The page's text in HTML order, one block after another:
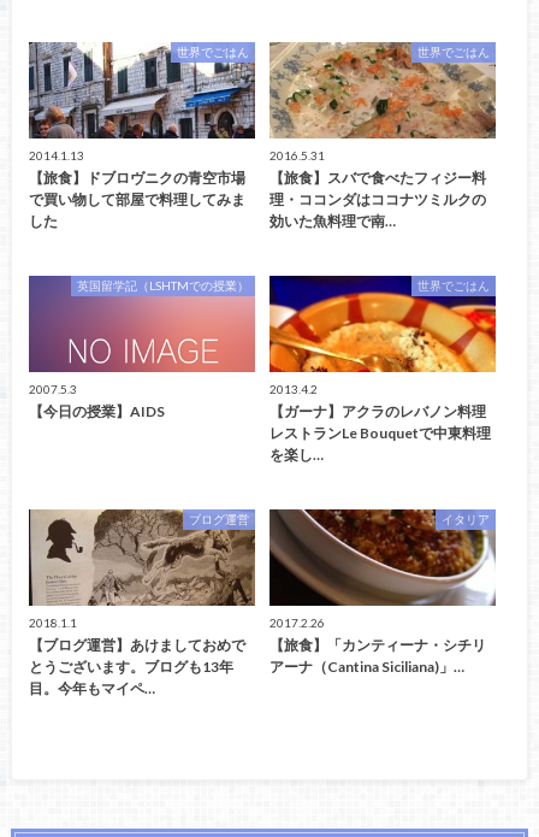
世界でごはん
2014.1.13
【旅食】ドブロヴニクの青空市場
で買い物して部屋で料理してみま
した
世界でごはん
2016.5.31
【旅食】スバで食べたフィジー料
理・ココンダはココナツミルクの
効いた魚料理で南…
英国留学記（LSHTMでの授業）
2007.5.3
【今日の授業】AIDS
世界でごはん
2013.4.2
【ガーナ】アクラのレバノン料理
レストランLe Bouquetで中東料理
を楽し…
ブログ運営
2018.1.1
【ブログ運営】あけましておめで
とうございます。ブログも13年
目。今年もマイペ…
イタリア
2017.2.26
【旅食】「カンティーナ・シチリ
アーナ（Cantina Siciliana)」…